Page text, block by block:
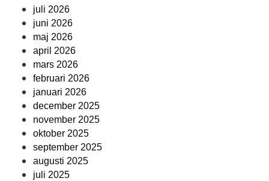
juli 2026
juni 2026
maj 2026
april 2026
mars 2026
februari 2026
januari 2026
december 2025
november 2025
oktober 2025
september 2025
augusti 2025
juli 2025